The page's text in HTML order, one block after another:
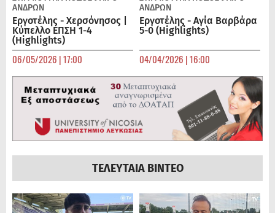
ΑΝΔΡΏΝ
Εργοτέλης - Χερσόνησος |
Κύπελλο ΕΠΣΗ 1-4
(Highlights)
06/05/2026 | 17:00
ΑΝΔΡΏΝ
Εργοτέλης - Αγία Βαρβάρα
5-0 (Highlights)
04/04/2026 | 16:00
ΤΕΛΕΥΤΑΙΑ ΒΙΝΤΕΟ